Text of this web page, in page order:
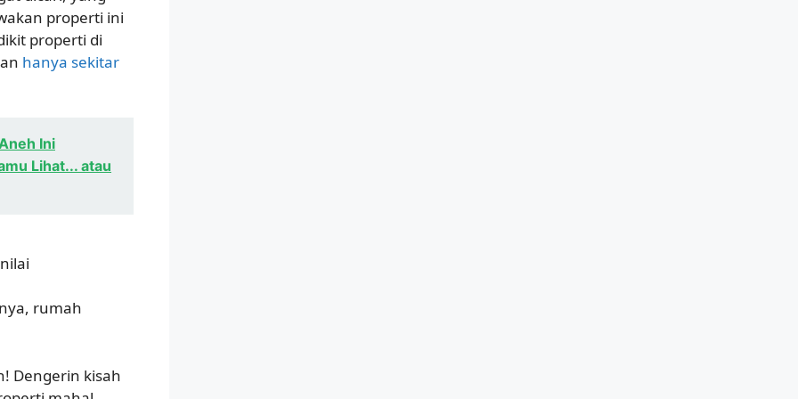
properti ini
properti di
hanya sekitar
Ini
Lihat... atau
rumah
Dengerin kisah